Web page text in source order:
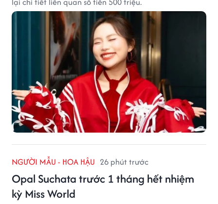
NGƯỜI MẪU - HOA HẬU 26 phút trước
Opal Suchata trước 1 tháng hết nhiệm
kỳ Miss World